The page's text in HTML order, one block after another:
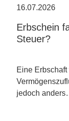
16.07.2026
Erbschein
Steuer?
Eine
jedoch